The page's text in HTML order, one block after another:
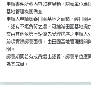
申請書件所載內容如有異動，認養單位
    基地管理機關備查。
申請人申請認養田園基地之面積，經田
，認有不堪負荷之虞，可縮減田園基地
交由其他依第七點優先受理排序之申請人
前項實際認養面積，由田園基地管理機
    明。
認養期間若有成員退出認養，認養單位
    為其成員。